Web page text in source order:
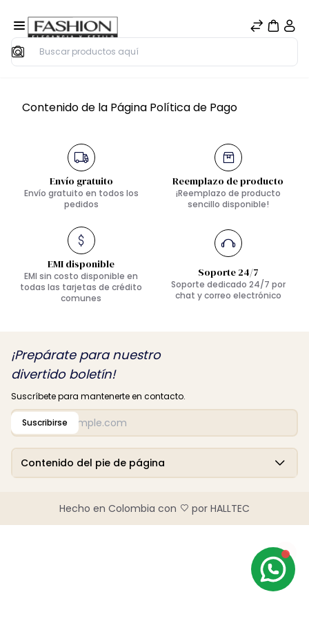
Buscar
Contenido de la Página Política de Pago
Envío gratuito
Envío gratuito en todos los
pedidos
Reemplazo de producto
¡Reemplazo de producto
sencillo disponible!
EMI disponible
EMI sin costo disponible en
todas las tarjetas de crédito
comunes
Soporte 24/7
Soporte dedicado 24/7 por
chat y correo electrónico
Contenido del pie de página
¡Prepárate para nuestro
divertido boletín!
Suscríbete para mantenerte en contacto.
Suscribirse
Hecho en Colombia con por HALLTEC